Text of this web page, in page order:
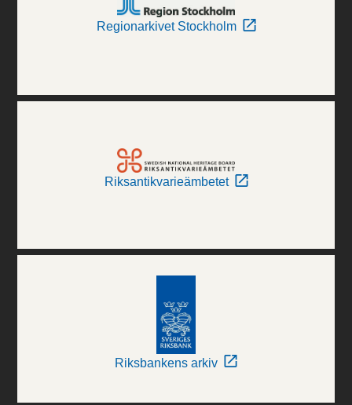
Regionarkivet Stockholm
Riksantikvarieämbetet
Riksbankens arkiv